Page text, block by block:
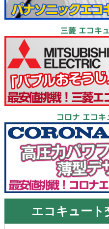
三菱 エコキ
コロナ エコ
エコキュート